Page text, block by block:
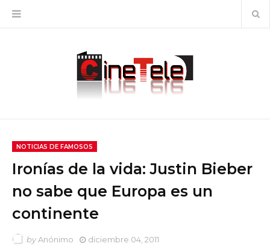
NOTICIAS DE FAMOSOS
Ironías de la vida: Justin Bieber
no sabe que Europa es un
continente
byAnónimo diciembre 04, 2011